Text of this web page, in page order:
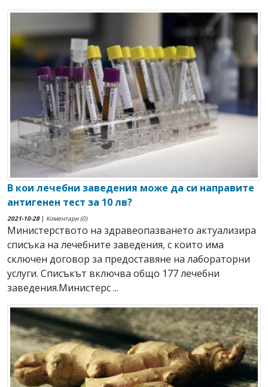
В кои лечебни заведения може да си направите
антигенен тест за 10 лв?
2021-10-28| Коментари (0)
Министерството на здравеопазването актуализира
списъка на лечебните заведения, с които има
сключен договор за предоставяне на лабораторни
услуги. Списъкът включва общо 177 лечебни
заведения.Министерс ...